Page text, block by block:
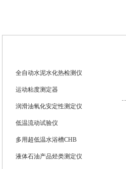
武汉伊特仪器有限公司
全自动水泥水化热检测仪
运动粘度测定器
润滑油氧化安定性测定仪
低温流动试验仪
多用超低温水浴槽CHB
液体石油产品烃类测定仪